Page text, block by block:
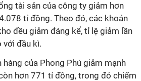
tài sản của công ty giảm hơn
tỉ đồng. Theo đó, các khoản
đều giảm đáng kể, tỉ lệ giảm lần
với đầu kì.
hàng của Phong Phú giảm mạnh
hơn 771 tỉ đồng, trong đó chiếm